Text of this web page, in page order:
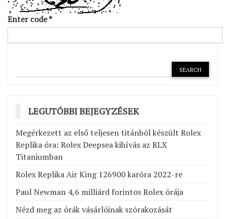
Enter code*
LEGUTÓBBI BEJEGYZÉSEK
Megérkezett az első teljesen titánból készült Rolex
Replika óra: Rolex Deepsea kihívás az RLX
Titaniumban
Rolex Replika Air King 126900 karóra 2022-re
Paul Newman 4,6 milliárd forintos Rolex órája
Nézd meg az órák vásárlóinak szórakozását